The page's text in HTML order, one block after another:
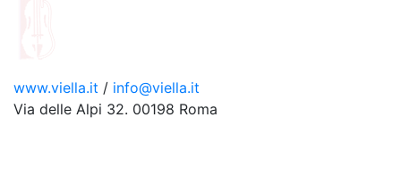
www.viella.it / info@viella.it
Via delle Alpi 32. 00198 Roma